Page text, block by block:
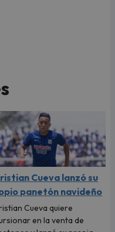
Cueva lanzó su
panetón navideño
Cueva quiere
en la venta de